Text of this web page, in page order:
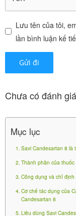
Savi
8 viên nén bao
và suy tim, sản
phẩm SaVi
hành với số
thuộc nhóm
Mỗi viên chứa
chuyển hóa
thể. Thuốc
Lưu tên của tôi,
lần bình luận kế
Chưa có đánh
Mục lục
Savi Candesartan 8 là
Thành phần của
Công dụng và chỉ
Cơ chế tác dụng của
Candesartan 8
Liều dùng Savi